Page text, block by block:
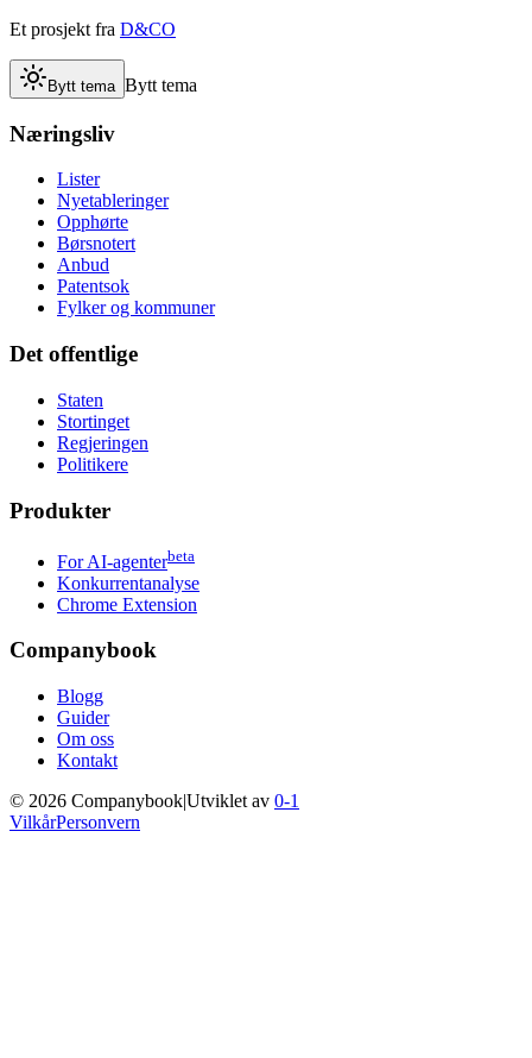
Et prosjekt fra D&CO
Bytt tema Bytt tema
Næringsliv
Lister
Nyetableringer
Opphørte
Børsnotert
Anbud
Patentsok
Fylker og kommuner
Det offentlige
Staten
Stortinget
Regjeringen
Politikere
Produkter
For AI-agenterbeta
Konkurrentanalyse
Chrome Extension
Companybook
Blogg
Guider
Om oss
Kontakt
© 2026 Companybook|Utviklet av 0-1
VilkårPersonvern